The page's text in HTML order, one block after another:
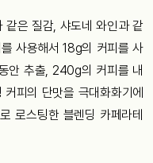
같은 질감, 샤도네 와인과 같
사용해서 18g의 커피를 사
안 추출, 240g의 커피를 내
피의 단맛을 극대화화기에
로스팅한 블렌딩 카페라테